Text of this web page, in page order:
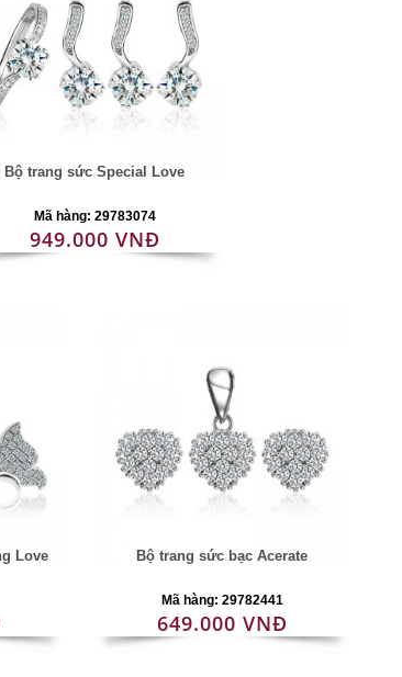
Bộ trang sức Special Love
Mã hàng: 29783074
949.000 VNĐ
Love Bộ trang sức bạc Acerate
Mã hàng: 29782441
649.000 VNĐ